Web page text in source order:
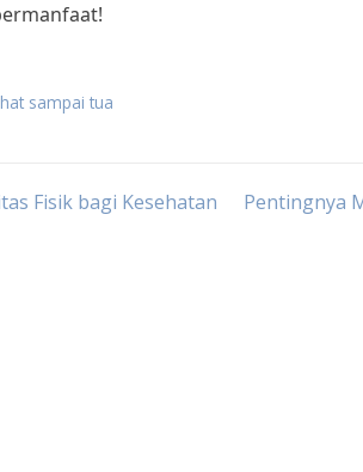
sampai tua
Fisik bagi Kesehatan
Pentingnya